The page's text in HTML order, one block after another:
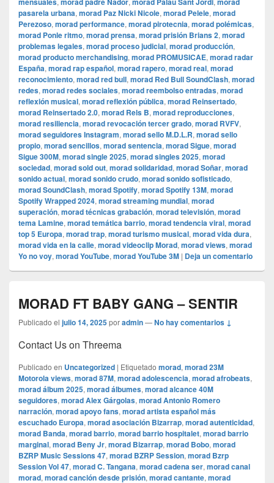
pasarela urbana, morad Paz Nicki Nicole, morad Pelele, morad
Perezoso, morad performance, morad pirotecnia, morad polémicas,
morad Ponle ritmo, morad prensa, morad prisión Brians 2, morad
problemas legales, morad proceso judicial, morad producción,
morad producto merchandising, morad PROMUSICAE, morad radar
España, morad rap español, morad rapero, morad real, morad
reconocimiento, morad red bull, morad Red Bull SoundClash, morad
redes, morad redes sociales, morad reembolso entradas, morad
reflexión musical, morad reflexión pública, morad Reinsertado,
morad Reinsertado 2.0, morad Rels B, morad reproducciones,
morad resiliencia, morad revocación tercer grado, morad RVFV,
morad seguidores Instagram, morad sello M.D.L.R, morad sello
propio, morad sencillos, morad sentencia, morad Sigue, morad
Sigue 300M, morad single 2025, morad singles 2025, morad
sociedad, morad sold out, morad solidaridad, morad Soñar, morad
sonido actual, morad sonido crudo, morad sonido sofisticado,
morad SoundClash, morad Spotify, morad Spotify 13M, morad
Spotify Wrapped 2024, morad streaming mundial, morad
superación, morad técnicas grabación, morad televisión, morad
tema Lamine, morad temática barrio, morad tendencia viral, morad
top 5 Europa, morad trap, morad turismo musical, morad vida dura,
morad vida en la calle, morad videocli‏p Morad, morad views, morad
Yo no voy, morad YouTube, morad YouTube 3M | Deja un comentario
MORAD FT BABY GANG – SENTIR
Publicado el julio 14, 2025poradmin—No hay comentarios ↓
Contact Us on Threema
Publicado en Uncategorized | Etiquetado morad, morad 23M
Motorola views, morad 87M, morad adolescencia, morad afrobeats,
morad álbum 2025, morad álbumes, morad alcance 40M
seguidores, morad Alex Gárgolas, morad Antonio Romero
narración, morad apoyo fans, morad artista español más
escuchado Europa, morad asociación Bizarrap, morad autenticidad,
morad Banda, morad barrio, morad barrio hospitalet, morad barrio
marginal, morad Beny Jr, morad Bizarrap, morad Bobo, morad
BZRP Music Sessions 47, morad BZRP Session, morad Bzrp
Session Vol 47, morad C. Tangana, morad cadena ser, morad canal
morad, morad canción desde prisión, morad cantante, morad